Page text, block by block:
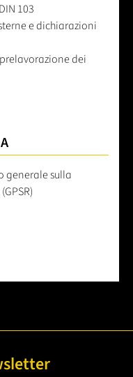
103
e dichiarazioni
dei
generale sulla